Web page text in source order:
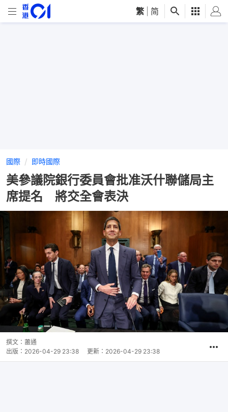
繁 简
國際 即時國際
美參議院銀行委員會批准沃什聯儲局主
席提名 將交全會表決
撰文： 蕭通
出版： 2026-04-29 23:38 更新： 2026-04-29 23:38